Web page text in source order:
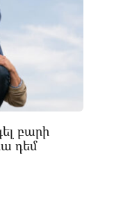
բարի
դեմ